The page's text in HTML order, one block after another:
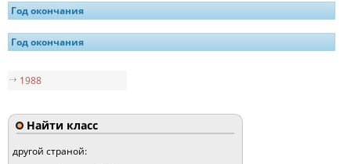
Год окончания
Год окончания
1988
Найти класс
другой страной: